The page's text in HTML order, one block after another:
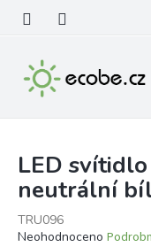
obsah
LED
neutrální
TRU096
Průměrné
Neohodnoceno